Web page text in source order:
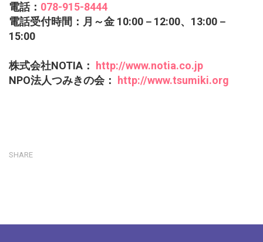
電話： 078-915-8444
電話受付時間：月～金 10:00－12:00、13:00－
15:00
株式会社NOTIA：
http://www.notia.co.jp
NPO法人つみきの会：
http://www.tsumiki.org
SHARE